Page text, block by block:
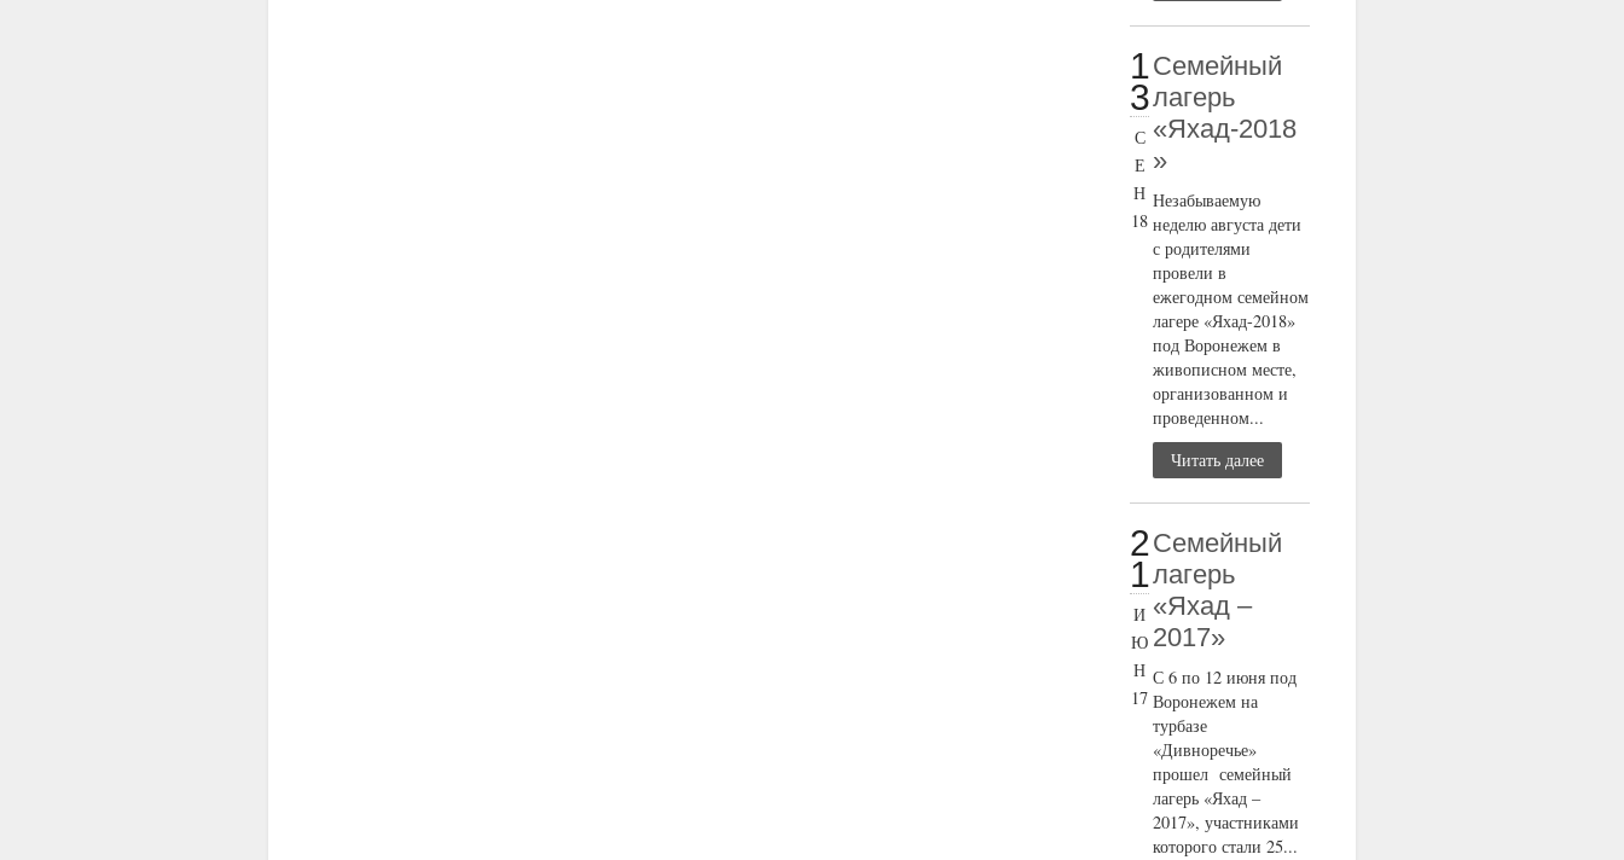
1
3
С
Е
Н
18
Семейный
лагерь
«Яхад-2018
»
Незабываемую
неделю августа дети
с родителями
провели в
ежегодном семейном
лагере «Яхад-2018»
под Воронежем в
живописном месте,
организованном и
проведенном...
Читать далее
2
1
И
Ю
Н
17
Семейный
лагерь
«Яхад –
2017»
С 6 по 12 июня под
Воронежем на
турбазе
«Дивноречье»
прошел семейный
лагерь «Яхад –
2017», участниками
которого стали 25...